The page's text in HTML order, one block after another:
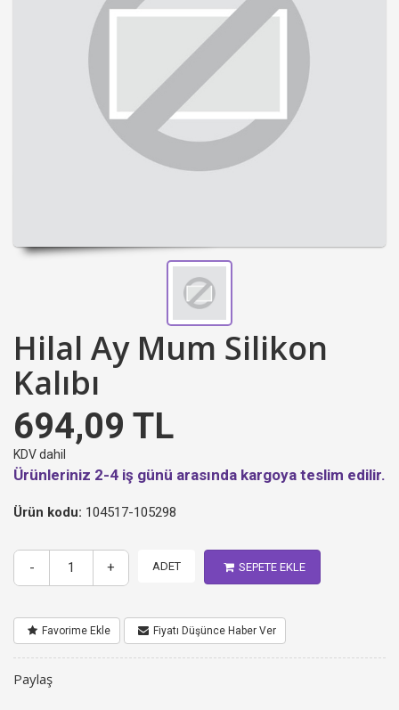
Hilal Ay Mum Silikon
Kalıbı
694,09 TL
KDV dahil
Ürünleriniz 2-4 iş günü arasında kargoya teslim edilir.
Ürün kodu: 104517-105298
- + ADET SEPETE EKLE
Favorime Ekle Fiyatı Düşünce Haber Ver
Paylaş